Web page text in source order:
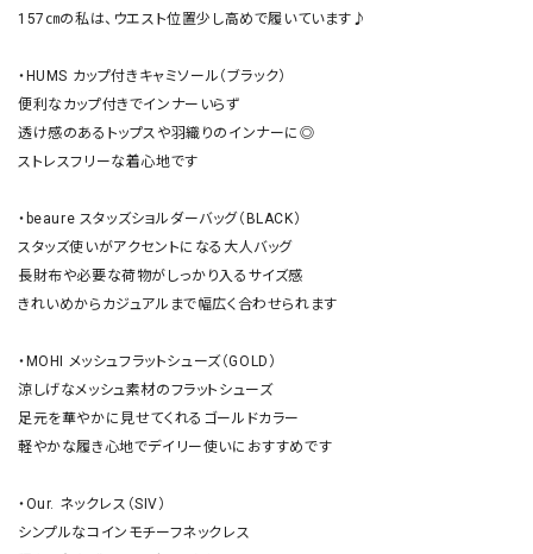
157㎝の私は、ウエスト位置少し高めで履いています♪
・HUMS カップ付きキャミソール（ブラック）
便利なカップ付きでインナーいらず
透け感のあるトップスや羽織りのインナーに◎
ストレスフリーな着心地です
・beaure スタッズショルダーバッグ（BLACK）
スタッズ使いがアクセントになる大人バッグ
長財布や必要な荷物がしっかり入るサイズ感
きれいめからカジュアルまで幅広く合わせられます
・MOHI メッシュフラットシューズ（GOLD）
涼しげなメッシュ素材のフラットシューズ
足元を華やかに見せてくれるゴールドカラー
軽やかな履き心地でデイリー使いにおすすめです
・Our. ネックレス（SIV）
シンプルなコインモチーフネックレス